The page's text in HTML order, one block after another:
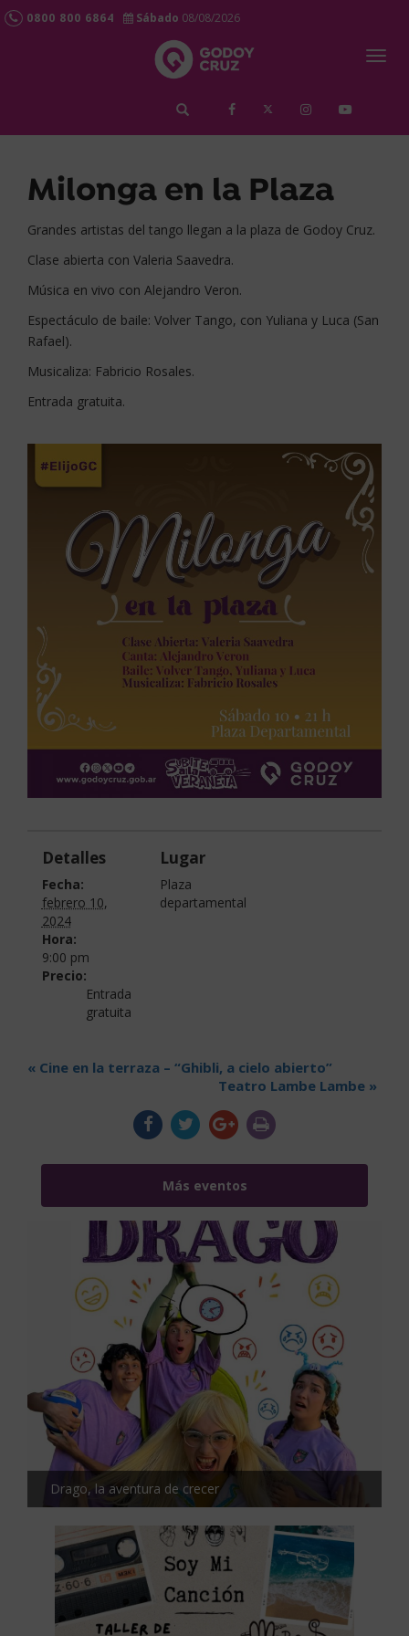
0800 800 6864 Sábado 08/08/2026
Milonga en la Plaza
Grandes artistas del tango llegan a la plaza de Godoy Cruz.
Clase abierta con Valeria Saavedra.
Música en vivo con Alejandro Veron.
Espectáculo de baile: Volver Tango, con Yuliana y Luca (San
Rafael).
Musicaliza: Fabricio Rosales.
Entrada gratuita.
Detalles
Fecha:
febrero 10,
2024
Hora:
9:00 pm
Precio:
Entrada
gratuita
Lugar
Plaza
departamental
« Cine en la terraza – “Ghibli, a cielo abierto”
Teatro Lambe Lambe »
Más eventos
Drago, la aventura de crecer